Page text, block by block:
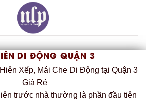
DI ĐỘNG QUẬN 3
Xếp, Mái Che Di Động tại Quận 3
Giá Rẻ
trước nhà thường là phần đầu tiên